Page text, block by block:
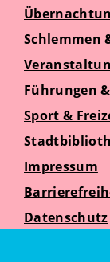
Schlemmen
Führungen
Sport &
Impressum
Datenschutz